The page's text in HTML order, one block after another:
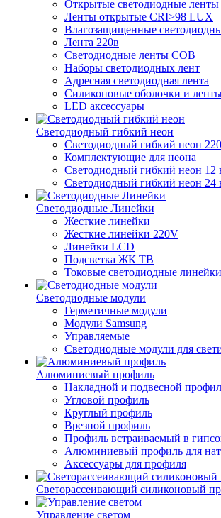
Открытые светодиодные ленты
Ленты открытые CRI>98 LUX
Влагозащищенные
Лента 220в
Светодиодные ленты COB
Наборы светодиодных лент
Адресная светодиодная лента
Силиконовые оболочки и
LED аксессуары
Светодиодный гибкий неон
Светодиодный гибкий неон
Комплектующие для неона
Светодиодный гибкий неон 12
Светодиодный гибкий неон 24
Светодиодные Линейки
Жесткие линейки
Жесткие линейки 220V
Линейки LCD
Подсветка ЖК ТВ
Токовые светодиодные линейки
Светодиодные модули
Герметичные модули
Модули Samsung
Управляемые
Светодиодные модули для
Алюминиевый профиль
Накладной и подвесной
Угловой профиль
Круглый профиль
Врезной профиль
Профиль встраиваемый в
Алюминиевый профиль для
Аксессуары для профиля
Светорассеивающий силиконовый
Управление светом